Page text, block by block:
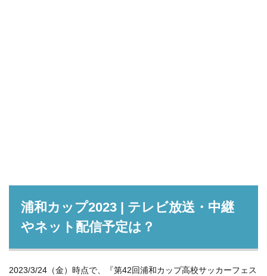
浦和カップ2023 | テレビ放送・中継
やネット配信予定は？
2023/3/24（金）時点で、『第42回浦和カップ高校サッカーフェス